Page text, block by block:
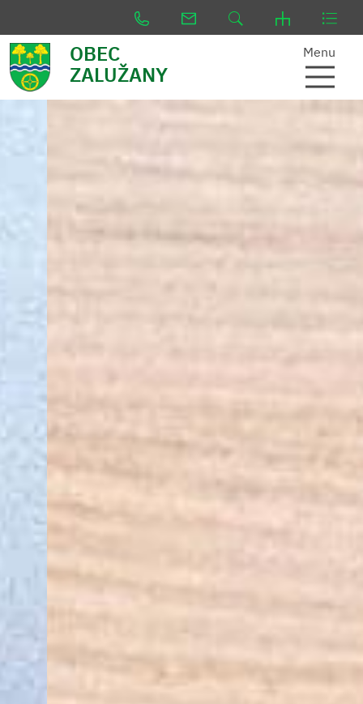
OBEC
ZALUŽANY
Menu